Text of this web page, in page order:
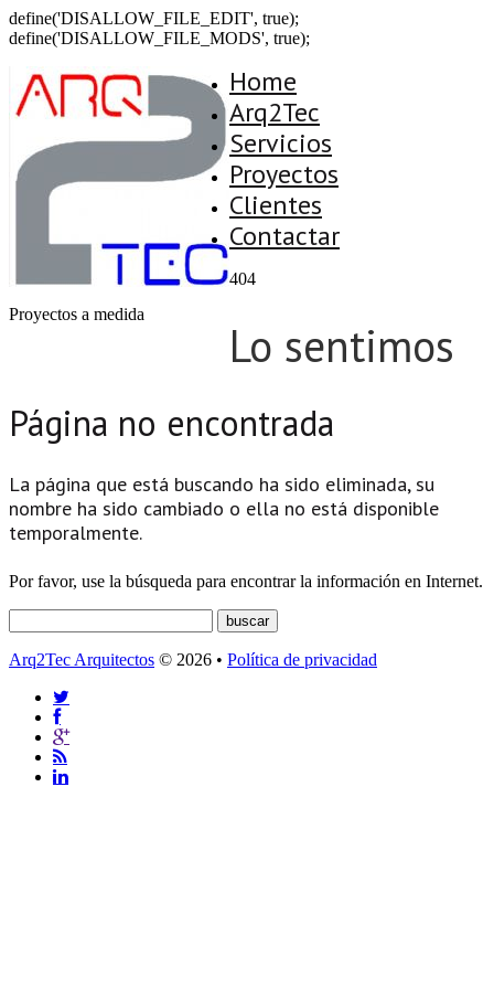
define('DISALLOW_FILE_EDIT', true);
define('DISALLOW_FILE_MODS', true);
Proyectos a medida
Home
Arq2Tec
Servicios
Proyectos
Clientes
Contactar
404
Lo sentimos
Página no encontrada
La página que está buscando ha sido eliminada, su
nombre ha sido cambiado o ella no está disponible
temporalmente.
Por favor, use la búsqueda para encontrar la información en Internet.
Arq2Tec Arquitectos © 2026 • Política de privacidad